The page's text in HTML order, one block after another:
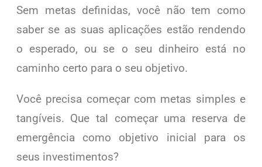
Sem metas definidas, você não tem como
saber se as suas aplicações estão rendendo
o esperado, ou se o seu dinheiro está no
caminho certo para o seu objetivo.
Você precisa começar com metas simples e
tangíveis. Que tal começar uma reserva de
emergência como objetivo inicial para os
seus investimentos?